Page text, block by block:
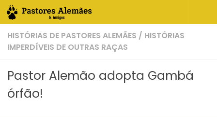
Skip to content
HISTÓRIAS DE PASTORES ALEMÃES / HISTÓRIAS
IMPERDÍVEIS DE OUTRAS RAÇAS
Pastor Alemão adopta Gambá
órfão!